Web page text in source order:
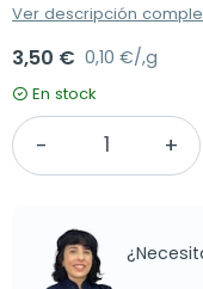
Ver descripción
3,50 € 0,10 €/,g
En stock